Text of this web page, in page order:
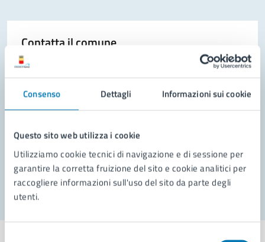
Consenso Dettagli Informazioni sui cookie
Questo sito web utilizza i cookie
Utilizziamo cookie tecnici di navigazione e di sessione per
garantire la corretta fruizione del sito e cookie analitici per
raccogliere informazioni sull'uso del sito da parte degli
utenti.
Contatta il comune
Richiedi assistenza
Segnala disservizio